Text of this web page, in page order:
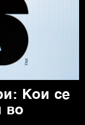
Кои се
во